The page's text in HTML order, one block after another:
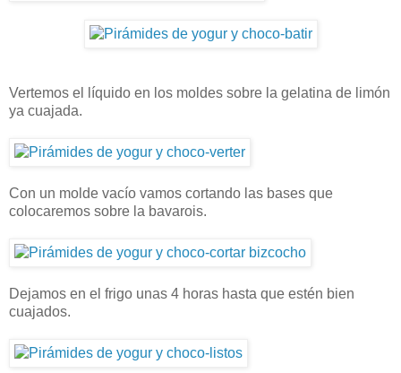
Vertemos el líquido en los moldes sobre la gelatina de limón
ya cuajada.
Con un molde vacío vamos cortando las bases que
colocaremos sobre la bavarois.
Dejamos en el frigo unas 4 horas hasta que estén bien
cuajados.